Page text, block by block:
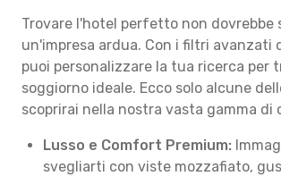
Trovare l'hotel perfetto non dovrebbe
un'impresa ardua. Con i filtri avanzati
puoi personalizzare la tua ricerca per
soggiorno ideale. Ecco solo alcune
scoprirai nella nostra vasta gamma di
Lusso e Comfort Premium:
svegliarti con viste mozzafiato,